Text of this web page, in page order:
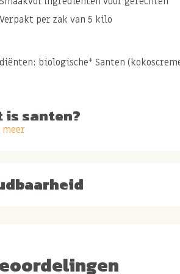
Verpakt per zak van 5 kilo
biologische* Santen
is santen?
smaakt santen
meer